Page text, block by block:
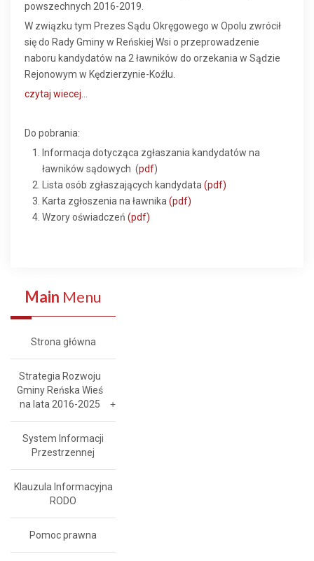
powszechnych 2016-2019.
W związku tym Prezes Sądu Okręgowego w Opolu zwrócił
się do Rady Gminy w Reńskiej Wsi o przeprowadzenie
naboru kandydatów na 2 ławników do orzekania w Sądzie
Rejonowym w Kędzierzynie-Koźlu.
czytaj wiecej...
Do pobrania:
Informacja dotycząca zgłaszania kandydatów na
ławników sądowych (pdf)
Lista osób zgłaszających kandydata (pdf)
Karta zgłoszenia na ławnika (pdf)
Wzory oświadczeń (pdf)
Main Menu
Strona główna
Strategia Rozwoju
Gminy Reńska Wieś
na lata 2016-2025
System Informacji
Przestrzennej
Klauzula Informacyjna
RODO
Pomoc prawna